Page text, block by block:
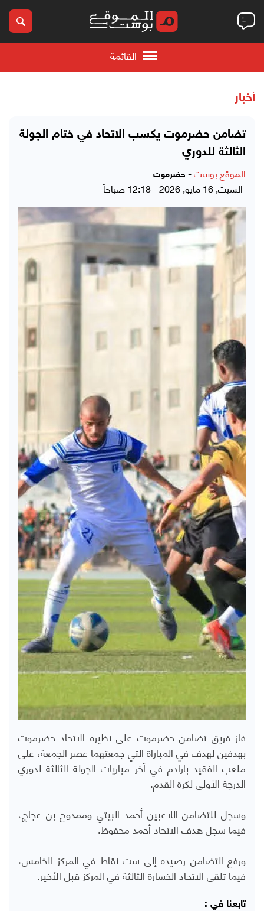
القائمة
أخبار
تضامن حضرموت يكسب الاتحاد في ختام الجولة
الثالثة للدوري
الموقع بوست- حضرموت
السبت, 16 مايو, 2026 - 12:18 صباحاً
فاز فريق تضامن حضرموت على نظيره الاتحاد حضرموت
بهدفين لهدف في المباراة التي جمعتهما عصر الجمعة، على
ملعب الفقيد بارادم في آخر مباريات الجولة الثالثة لدوري
الدرجة الأولى لكرة القدم.
وسجل للتضامن اللاعبين أحمد البيتي وممدوح بن عجاج،
فيما سجل هدف الاتحاد أحمد محفوظ.
ورفع التضامن رصيده إلى ست نقاط في المركز الخامس،
فيما تلقى الاتحاد الخسارة الثالثة في المركز قبل الأخير.
تابعنا في :